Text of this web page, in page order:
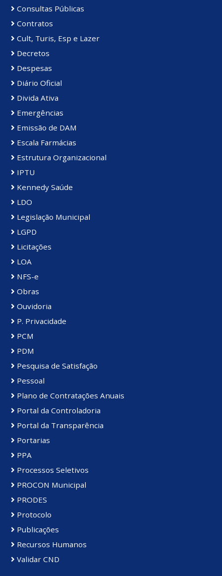
Consultas Públicas
Contratos
Cult, Turis, Esp e Lazer
Decretos
Despesas
Diário Oficial
Divida Ativa
Emergências
Emissão de DAM
Escala Farmácias
Estrutura Organizacional
IPTU
Kennedy Saúde
LDO
Legislação Municipal
LGPD
Licitações
LOA
NFS-e
Obras
Ouvidoria
P. Privacidade
PCM
PDM
Pesquisa de Satisfação
Pessoal
Plano de Contratações Anuais
Portal da Controladoria
Portal da Transparência
Portarias
PPA
Processos Seletivos
PROCON Municipal
PRODES
Protocolo
Publicações
Recursos Humanos
Validar CND